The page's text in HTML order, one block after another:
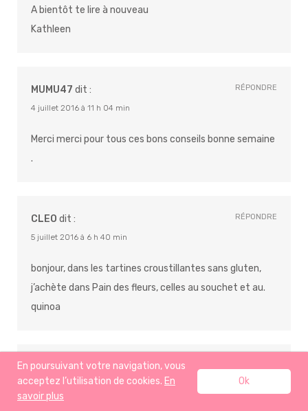
A bientôt te lire à nouveau
Kathleen
MUMU47 dit :
4 juillet 2016 à 11 h 04 min
Merci merci pour tous ces bons conseils bonne semaine
.
RÉPONDRE
CLEO dit :
5 juillet 2016 à 6 h 40 min
bonjour, dans les tartines croustillantes sans gluten,
j’achète dans Pain des fleurs, celles au souchet et au.
quinoa
RÉPONDRE
DIAZ CHRISTINE dit :
5 juillet 2016 à 16 h 16 min
En poursuivant votre navigation, vous
acceptez l’utilisation de cookies. En
savoir plus
Ok